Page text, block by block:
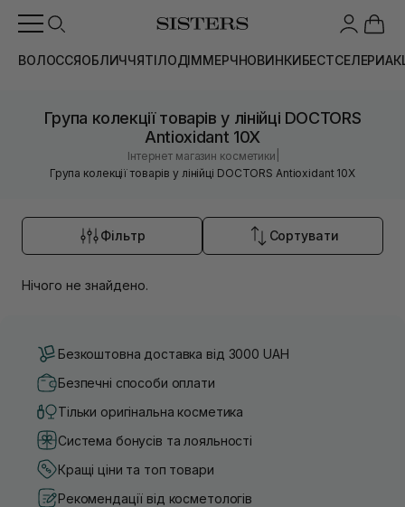
ВОЛОССЯОБЛИЧЧЯТІЛОДІММЕРЧНОВИНКИБЕСТСЕЛЕРИ
Група колекції товарів у лінійці DOCTORS
Antioxidant 10X
Інтернет магазин косметики
Група колекції товарів у лінійці DOCTORS Antioxidant 10X
Фільтр Сортувати
Нічого не знайдено.
Безкоштовна доставка від 3000 UAH
Безпечні способи оплати
Тільки оригінальна косметика
Система бонусів та лояльності
Кращі ціни та топ товари
Рекомендації від косметологів